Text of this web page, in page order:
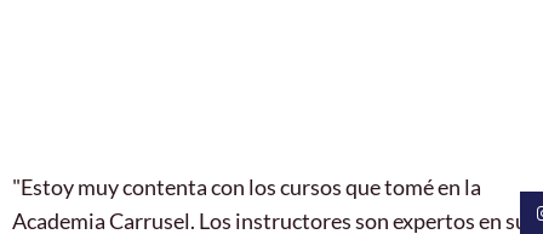
"Estoy muy contenta con los cursos que tomé en la
Academia Carrusel. Los instructores son expertos en su